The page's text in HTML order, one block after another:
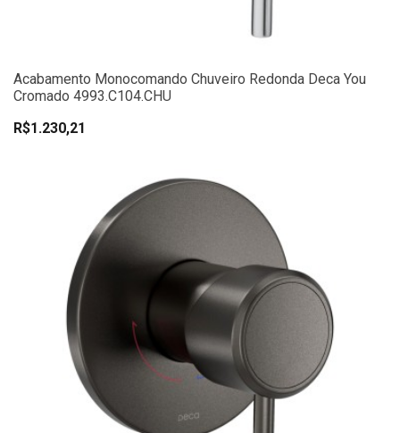
Acabamento Monocomando Chuveiro Redonda Deca You
Cromado 4993.C104.CHU
R$1.230,21